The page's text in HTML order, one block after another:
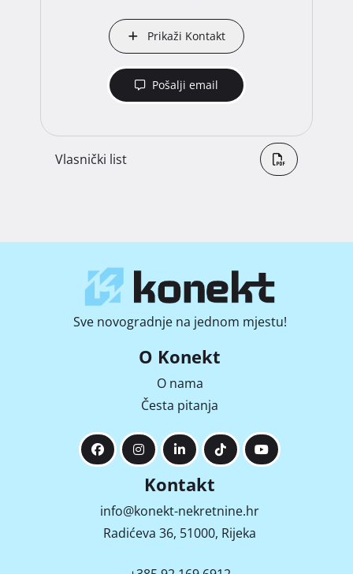
Ownership is neat 1/1. No encumbrances.
**SELLING BY OWNER - NO COMMISSION**
Prikaži Kontakt
Pošalji email
Vlasnički list
Sve novogradnje na jednom mjestu!
O Konekt
O nama
Česta pitanja
Kontakt
info@konekt-nekretnine.hr
Radićeva 36, 51000, Rijeka